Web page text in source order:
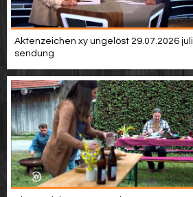
Aktenzeichen xy ungelöst 29.07.2026 juli
sendung